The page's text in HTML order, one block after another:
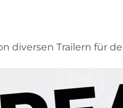
diversen Trailern für